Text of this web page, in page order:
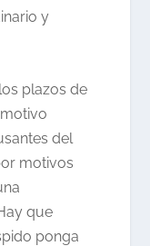
y
plazos de
del
motivos
que
ponga